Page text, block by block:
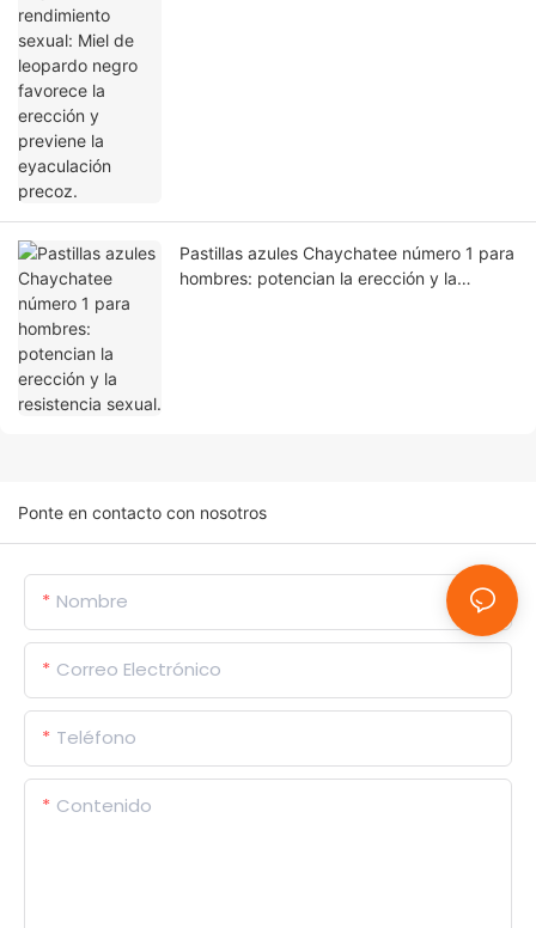
Pastillas azules Chaychatee número 1 para
hombres: potencian la erección y la
Ponte en contacto con nosotros
Nombre
Correo Electrónico
Teléfono
Contenido